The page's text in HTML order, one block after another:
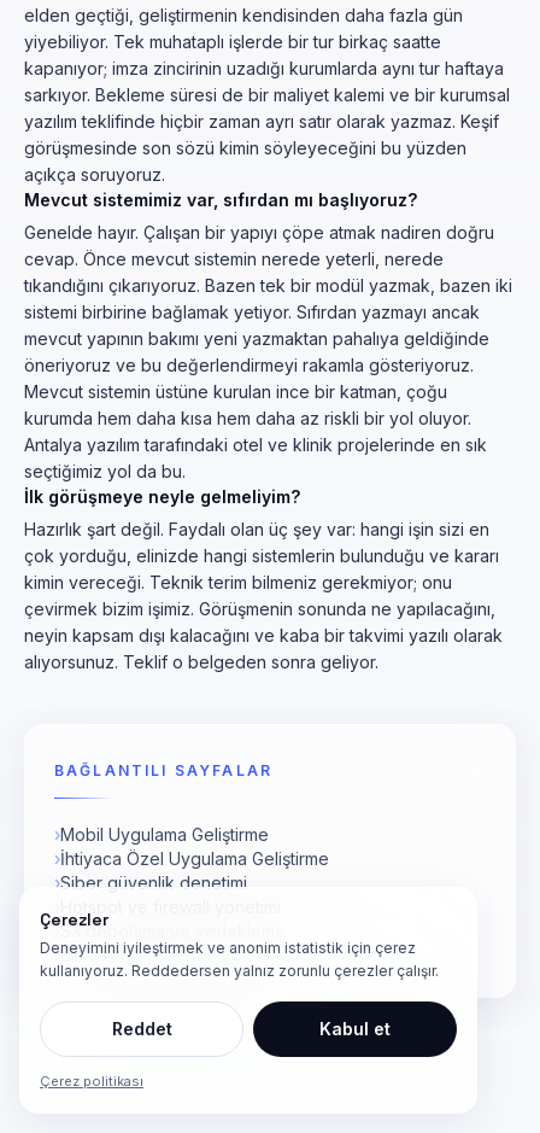
elden geçtiği, geliştirmenin kendisinden daha fazla gün
yiyebiliyor. Tek muhataplı işlerde bir tur birkaç saatte
kapanıyor; imza zincirinin uzadığı kurumlarda aynı tur haftaya
sarkıyor. Bekleme süresi de bir maliyet kalemi ve bir kurumsal
yazılım teklifinde hiçbir zaman ayrı satır olarak yazmaz. Keşif
görüşmesinde son sözü kimin söyleyeceğini bu yüzden
açıkça soruyoruz.
Mevcut sistemimiz var, sıfırdan mı başlıyoruz?
Genelde hayır. Çalışan bir yapıyı çöpe atmak nadiren doğru
cevap. Önce mevcut sistemin nerede yeterli, nerede
tıkandığını çıkarıyoruz. Bazen tek bir modül yazmak, bazen iki
sistemi birbirine bağlamak yetiyor. Sıfırdan yazmayı ancak
mevcut yapının bakımı yeni yazmaktan pahalıya geldiğinde
öneriyoruz ve bu değerlendirmeyi rakamla gösteriyoruz.
Mevcut sistemin üstüne kurulan ince bir katman, çoğu
kurumda hem daha kısa hem daha az riskli bir yol oluyor.
Antalya yazılım tarafındaki otel ve klinik projelerinde en sık
seçtiğimiz yol da bu.
İlk görüşmeye neyle gelmeliyim?
Hazırlık şart değil. Faydalı olan üç şey var: hangi işin sizi en
çok yorduğu, elinizde hangi sistemlerin bulunduğu ve kararı
kimin vereceği. Teknik terim bilmeniz gerekmiyor; onu
çevirmek bizim işimiz. Görüşmenin sonunda ne yapılacağını,
neyin kapsam dışı kalacağını ve kaba bir takvimi yazılı olarak
alıyorsunuz. Teklif o belgeden sonra geliyor.
BAĞLANTILI SAYFALAR
›Mobil Uygulama Geliştirme
›İhtiyaca Özel Uygulama Geliştirme
›Siber güvenlik denetimi
›S3 depolama ve yedekleme
›Bir sonraki projenizi konuşalım
Çerezler
Deneyimini iyileştirmek ve anonim istatistik için çerez
kullanıyoruz. Reddedersen yalnız zorunlu çerezler çalışır.
Reddet Kabul et
Çerez politikası